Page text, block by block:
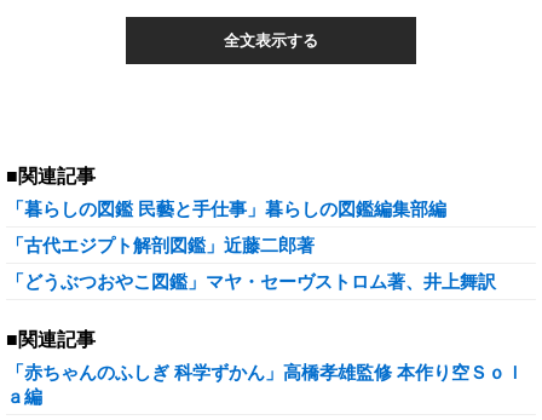
全文表示する
■関連記事
「暮らしの図鑑 民藝と手仕事」暮らしの図鑑編集部編
「古代エジプト解剖図鑑」近藤二郎著
「どうぶつおやこ図鑑」マヤ・セーヴストロム著、井上舞訳
■関連記事
「赤ちゃんのふしぎ 科学ずかん」高橋孝雄監修 本作り空Ｓｏｌ
ａ編